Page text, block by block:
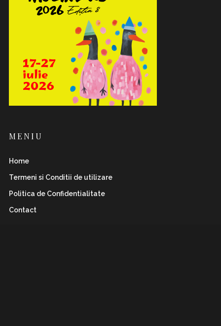
MENIU
Home
Termeni si Conditii de utilizare
Politica de Confidentialitate
Contact